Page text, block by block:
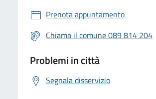
Prenota appuntamento
Chiama il comune 089 814 204
Problemi in città
Segnala disservizio